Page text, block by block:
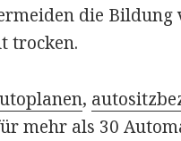
die Bildung
trocken.
,
mehr als 30